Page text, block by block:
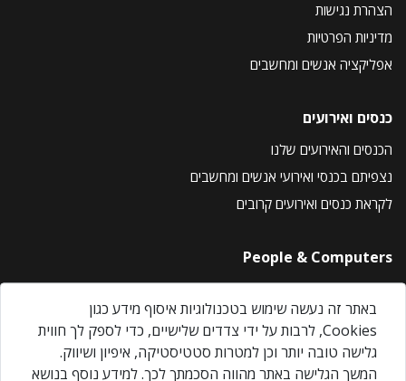
הצהרת נגישות
מדיניות הפרטיות
אפליקציה אנשים ומחשבים
כנסים ואירועים
הכנסים והאירועים שלנו
נצפיתם בכנסי ואירועי אנשים ומחשבים
לקראת כנסים ואירועים קרובים
People & Computers
About Us
Privacy Policy
Contact Us
Our Events
באתר זה נעשה שימוש בטכנולוגיות איסוף מידע כגון
Cookies, לרבות על ידי צדדים שלישיים, כדי לספק לך חווית
גלישה טובה יותר וכן למטרות סטטיסטיקה, איפיון ושיווק.
המשך הגלישה באתר מהווה הסכמתך לכך. למידע נוסף בנושא